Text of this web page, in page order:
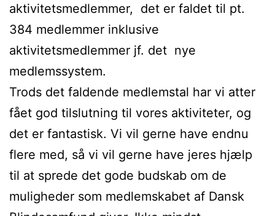
aktivitetsmedlemmer, det er faldet til pt.
384 medlemmer inklusive
aktivitetsmedlemmer jf. det nye
medlemssystem.
Trods det faldende medlemstal har vi atter
fået god tilslutning til vores aktiviteter, og
det er fantastisk. Vi vil gerne have endnu
flere med, så vi vil gerne have jeres hjælp
til at sprede det gode budskab om de
muligheder som medlemskabet af Dansk